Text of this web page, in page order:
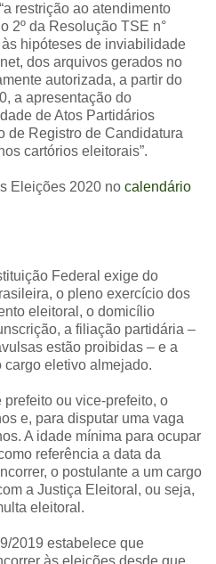
restrição ao atendimento
2º da Resolução TSE n°
hipóteses de inviabilidade
dos arquivos gerados no
autorizada, a partir do
a apresentação do
de Atos Partidários
de Registro de Candidatura
cartórios eleitorais”.
Eleições 2020 no calendário
Federal exige do
o pleno exercício dos
eleitoral, o domicílio
a filiação partidária –
estão proibidas – e a
eletivo almejado.
prefeito ou vice-prefeito, o
e, para disputar uma vaga
A idade mínima para ocupar
referência a data da
o postulante a um cargo
a Justiça Eleitoral, ou seja,
eleitoral.
2019 estabelece que